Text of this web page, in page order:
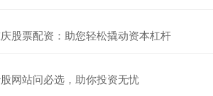
股票配资：助您轻松撬动资本杠杆
网站问必选，助你投资无忧